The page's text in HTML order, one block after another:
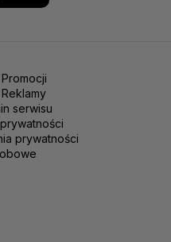
serwisu
prywatności